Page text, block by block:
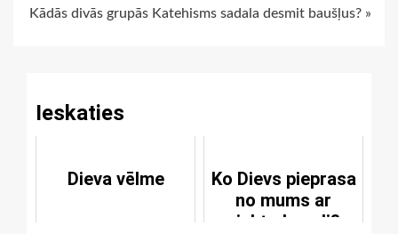
Kādās divās grupās Katehisms sadala desmit baušļus? »
Ieskaties
Dieva vēlme
Ko Dievs pieprasa
no mums ar
piekto bausli?